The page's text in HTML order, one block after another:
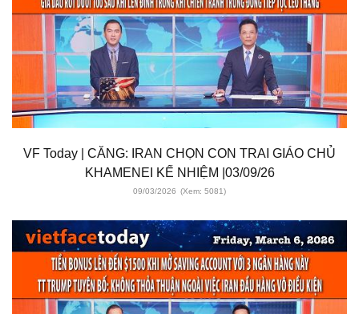
VF Today | CĂNG: IRAN CHỌN CON TRAI GIÁO CHỦ
KHAMENEI KẾ NHIỆM |03/09/26
09/03/2026 (Xem: 5081)